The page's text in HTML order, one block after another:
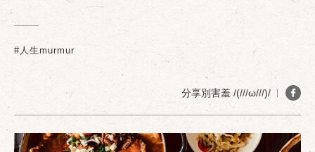
#人生murmur
分享別害羞 /(///ω///)/